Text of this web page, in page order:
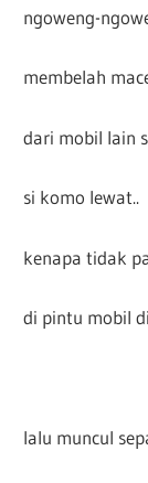
ngoweng-
membelah
dari mobil lain
si komo lewat..
kenapa tidak
di pintu mobil
lalu muncul